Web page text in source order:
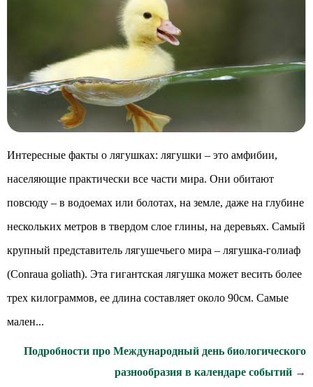
Интересные факты о лягушках: лягушки – это амфибии,
населяющие практически все части мира. Они обитают
повсюду – в водоемах или болотах, на земле, даже на глубине
нескольких метров в твердом слое глины, на деревьях. Самый
крупный представитель лягушечьего мира – лягушка-голиаф
(Conraua goliath). Эта гигантская лягушка может весить более
трех килограммов, ее длина составляет около 90см. Самые
мален...
Подробности про Международный день биологического
разнообразия в календаре событий →